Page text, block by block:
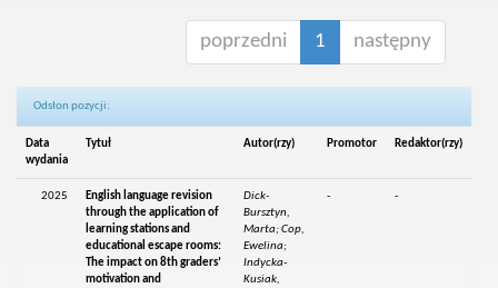
poprzedni 1 następny
Odsłon pozycji:
Data
wydania
Tytuł Autor(rzy) Promotor Redaktor(rzy)
2025
English language revision
through the application of
learning stations and
educational escape rooms:
The impact on 8th graders’
motivation and
Dick-
Bursztyn,
Marta; Cop,
Ewelina;
Indycka-
Kusiak,
- -